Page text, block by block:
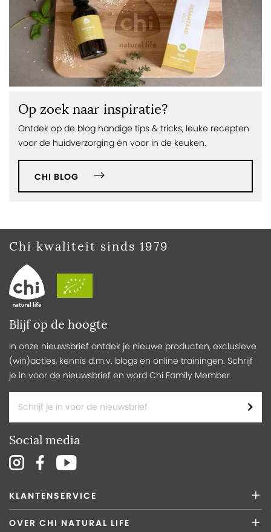
Op zoek naar inspiratie?
Ontdek op de blog handige tips & tricks, leuke recepten
voor de huidverzorging én voor in de keuken.
CHI BLOG
Blijf op de hoogte
In onze nieuwsbrief ontdek je nieuwe producten, exclusieve
(win)acties, kennis d.m.v. blogs en online trainingen. Schrijf
je in voor de nieuwsbrief en word Chi Family Member.
Social media
Chi kwaliteit sinds 1979
KLANTENSERVICE
OVER CHI NATURAL LIFE